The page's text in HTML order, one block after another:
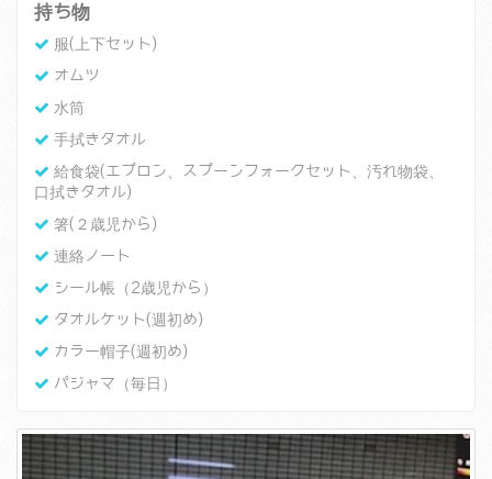
持ち物
服(上下セット)
オムツ
水筒
手拭きタオル
給食袋(エプロン、スプーンフォークセット、汚れ物袋、
口拭きタオル)
箸(２歳児から)
連絡ノート
シール帳（2歳児から）
タオルケット(週初め)
カラー帽子(週初め)
パジャマ（毎日）